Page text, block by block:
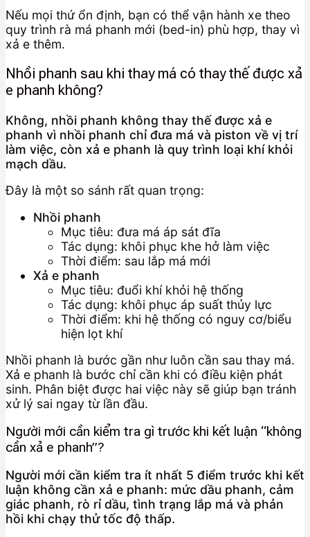
Nếu mọi thứ ổn định, bạn có thể vận hành xe theo
quy trình rà má phanh mới (bed-in) phù hợp, thay vì
xả e thêm.
Nhồi phanh sau khi thay má có thay thế được xả
e phanh không?
Không, nhồi phanh không thay thế được xả e
phanh vì nhồi phanh chỉ đưa má và piston về vị trí
làm việc, còn xả e phanh là quy trình loại khí khỏi
mạch dầu.
Đây là một so sánh rất quan trọng:
Nhồi phanh
Mục tiêu: đưa má áp sát đĩa
Tác dụng: khôi phục khe hở làm việc
Thời điểm: sau lắp má mới
Xả e phanh
Mục tiêu: đuổi khí khỏi hệ thống
Tác dụng: khôi phục áp suất thủy lực
Thời điểm: khi hệ thống có nguy cơ/biểu
hiện lọt khí
Nhồi phanh là bước gần như luôn cần sau thay má.
Xả e phanh là bước chỉ cần khi có điều kiện phát
sinh. Phân biệt được hai việc này sẽ giúp bạn tránh
xử lý sai ngay từ lần đầu.
Người mới cần kiểm tra gì trước khi kết luận “không
cần xả e phanh”?
Người mới cần kiểm tra ít nhất 5 điểm trước khi kết
luận không cần xả e phanh: mức dầu phanh, cảm
giác phanh, rò rỉ dầu, tình trạng lắp má và phản
hồi khi chạy thử tốc độ thấp.